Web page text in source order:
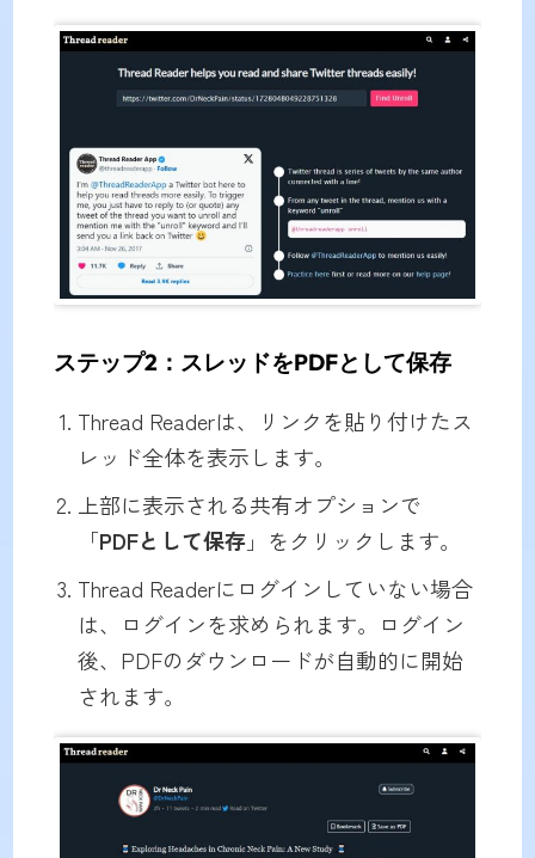
ステップ2：スレッドをPDFとして保存
Thread Readerは、リンクを貼り付けたス
レッド全体を表示します。
上部に表示される共有オプションで
「PDFとして保存」をクリックします。
Thread Readerにログインしていない場合
は、ログインを求められます。ログイン
後、PDFのダウンロードが自動的に開始
されます。